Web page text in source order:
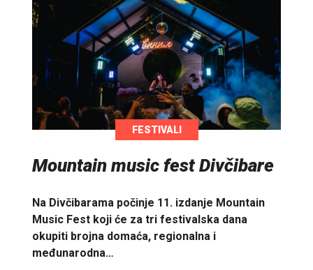
FESTIVALI
Mountain music fest Divčibare
Na Divčibarama počinje 11. izdanje Mountain
Music Fest koji će za tri festivalska dana
okupiti brojna domaća, regionalna i
međunarodna…